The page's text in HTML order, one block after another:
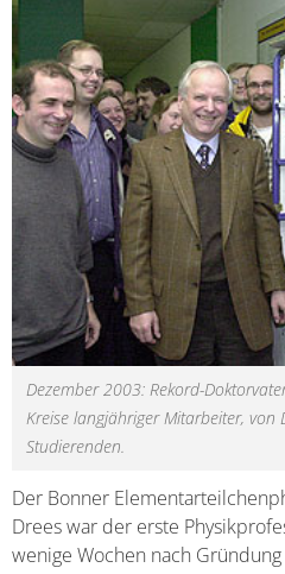
Dezember 2003: Rekord-
Kreise langjähriger Mitarbeiter, von
Studierenden.
Der Bonner
Drees war der erste
wenige Wochen nach